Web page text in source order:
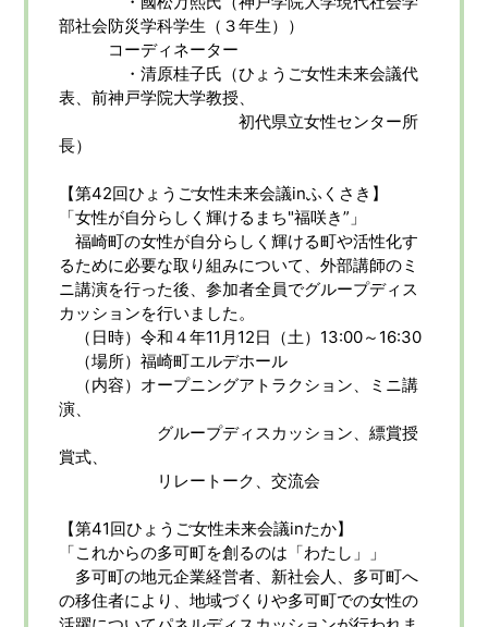
部社会防災学科学生（３年生））
コーディネーター
・清原桂子氏（ひょうご女性未来会議代
表、前神戸学院大学教授、
初代県立女性センター所
長）
【第42回ひょうご女性未来会議inふくさき】
「女性が自分らしく輝けるまち"福咲き”」
福崎町の女性が自分らしく輝ける町や活性化す
るために必要な取り組みについて、外部講師のミ
ニ講演を行った後、参加者全員でグループディス
カッションを行いました。
（日時）令和４年11月12日（土）13:00～16:30
（場所）福崎町エルデホール
（内容）オープニングアトラクション、ミニ講
演、
グループディスカッション、縹賞授
賞式、
リレートーク、交流会
【第41回ひょうご女性未来会議inたか】
「これからの多可町を創るのは「わたし」」
多可町の地元企業経営者、新社会人、多可町へ
の移住者により、地域づくりや多可町での女性の